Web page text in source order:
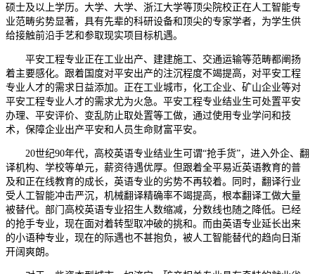
硕士及以上学历。大学、大学、浙江大学等顶尖院校正在人工智能专
业范畴劣势显著，具有先辈的科研设备和顶尖的专家学者，为学生供
给接触前沿手艺和参取现实项目标机遇。
平安工程专业正在工业出产、建建施工、交通运输等范畴都阐扬
着主要感化。跟着国度对平安出产的注沉程度不竭提高，对平安工程
专业人才的需求日益添加。正在工业城市，化工企业、矿山企业等对
平安工程专业人才的需求尤为火急。平安工程专业结业生可处置平安
办理、平安评价、变乱防止取处置等工做，通过使用专业学问和技
术，保障企业出产平安和人员生命财富平安。
20世纪90年代，高校英语专业结业生可谓“抢手货”，进入外企、翻
译机构、学校等单元，薪资待遇优厚。但跟着全平易近英语教育的普
及和正在线教育的成长，英语专业的劣势不再较着。同时，翻译行业
受人工智能冲击严沉，机械翻译精确率不竭提高，根本翻译工做大量
被替代。部门高校英语专业招生人数缩减，分数线也随之降低。已经
的抢手专业，现在面对着转型取冲破的挑和。而由英语专业延长出来
的小语种专业，现在的际遇也不甚抱负，被人工智能替代的趋向日渐
开阔爽朗。